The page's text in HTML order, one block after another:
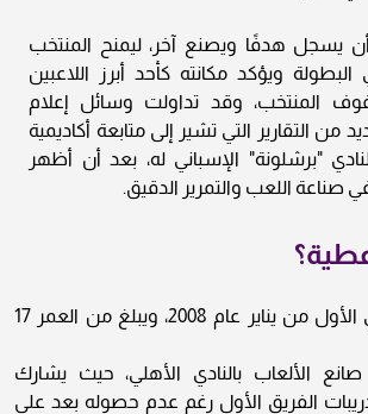
يسجل هدفًا ويصنع آخر، ليمنح المنتخب
ويؤكد مكانته كأحد أبرز اللاعبين
المنتخب، وقد تداولت وسائل إعلام
من التقارير التي تشير إلى متابعة أكاديمية
لنادي "برشلونة" الإسباني له، بعد أن أظهر
صناعة اللعب والتمرير الدقيق.
وُلد "بلال" في الأول من يناير عام 2008، ويبلغ من العمر 17
الألعاب بالنادي الأهلي، حيث يشارك
الفريق الأول رغم عدم حصوله بعد على